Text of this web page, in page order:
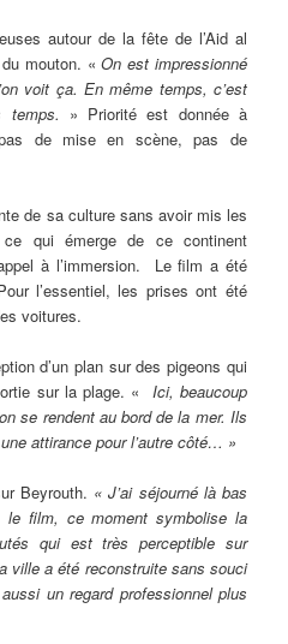
autour de la fête de l’Aid al
mouton. «On est impressionné
voit ça. En même temps, c’est
» Priorité est donnée à
de mise en scène, pas de
de sa culture sans avoir mis les
qui émerge de ce continent
à l’immersion. Le film a été
l’essentiel, les prises ont été
voitures.
d’un plan sur des pigeons qui
sur la plage. « Ici, beaucoup
se rendent au bord de la mer. Ils
attirance pour l’autre côté… »
Beyrouth. « J’ai séjourné là bas
le film, ce moment symbolise la
qui est très perceptible sur
ville a été reconstruite sans souci
un regard professionnel plus